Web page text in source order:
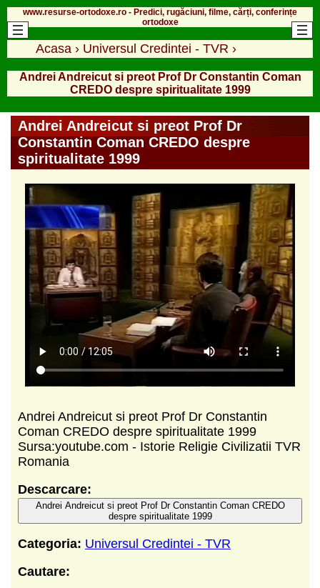
www.resurse-ortodoxe.ro - Predici, rugăciuni, filme, cărți, conferințe
ortodoxe
Acasa › Universul Credintei - TVR ›
Andrei Andreicut si preot Prof Dr Constantin Coman
CREDO despre spiritualitate 1999
Andrei Andreicut si preot Prof Dr
Constantin Coman CREDO despre
spiritualitate 1999
Andrei Andreicut si preot Prof Dr Constantin
Coman CREDO despre spiritualitate 1999
Sursa:youtube.com - Istorie Religie Civilizatii TVR
Romania
Descarcare:
Andrei Andreicut si preot Prof Dr Constantin Coman CREDO
despre spiritualitate 1999
Categoria: Universul Credintei - TVR
Cautare: